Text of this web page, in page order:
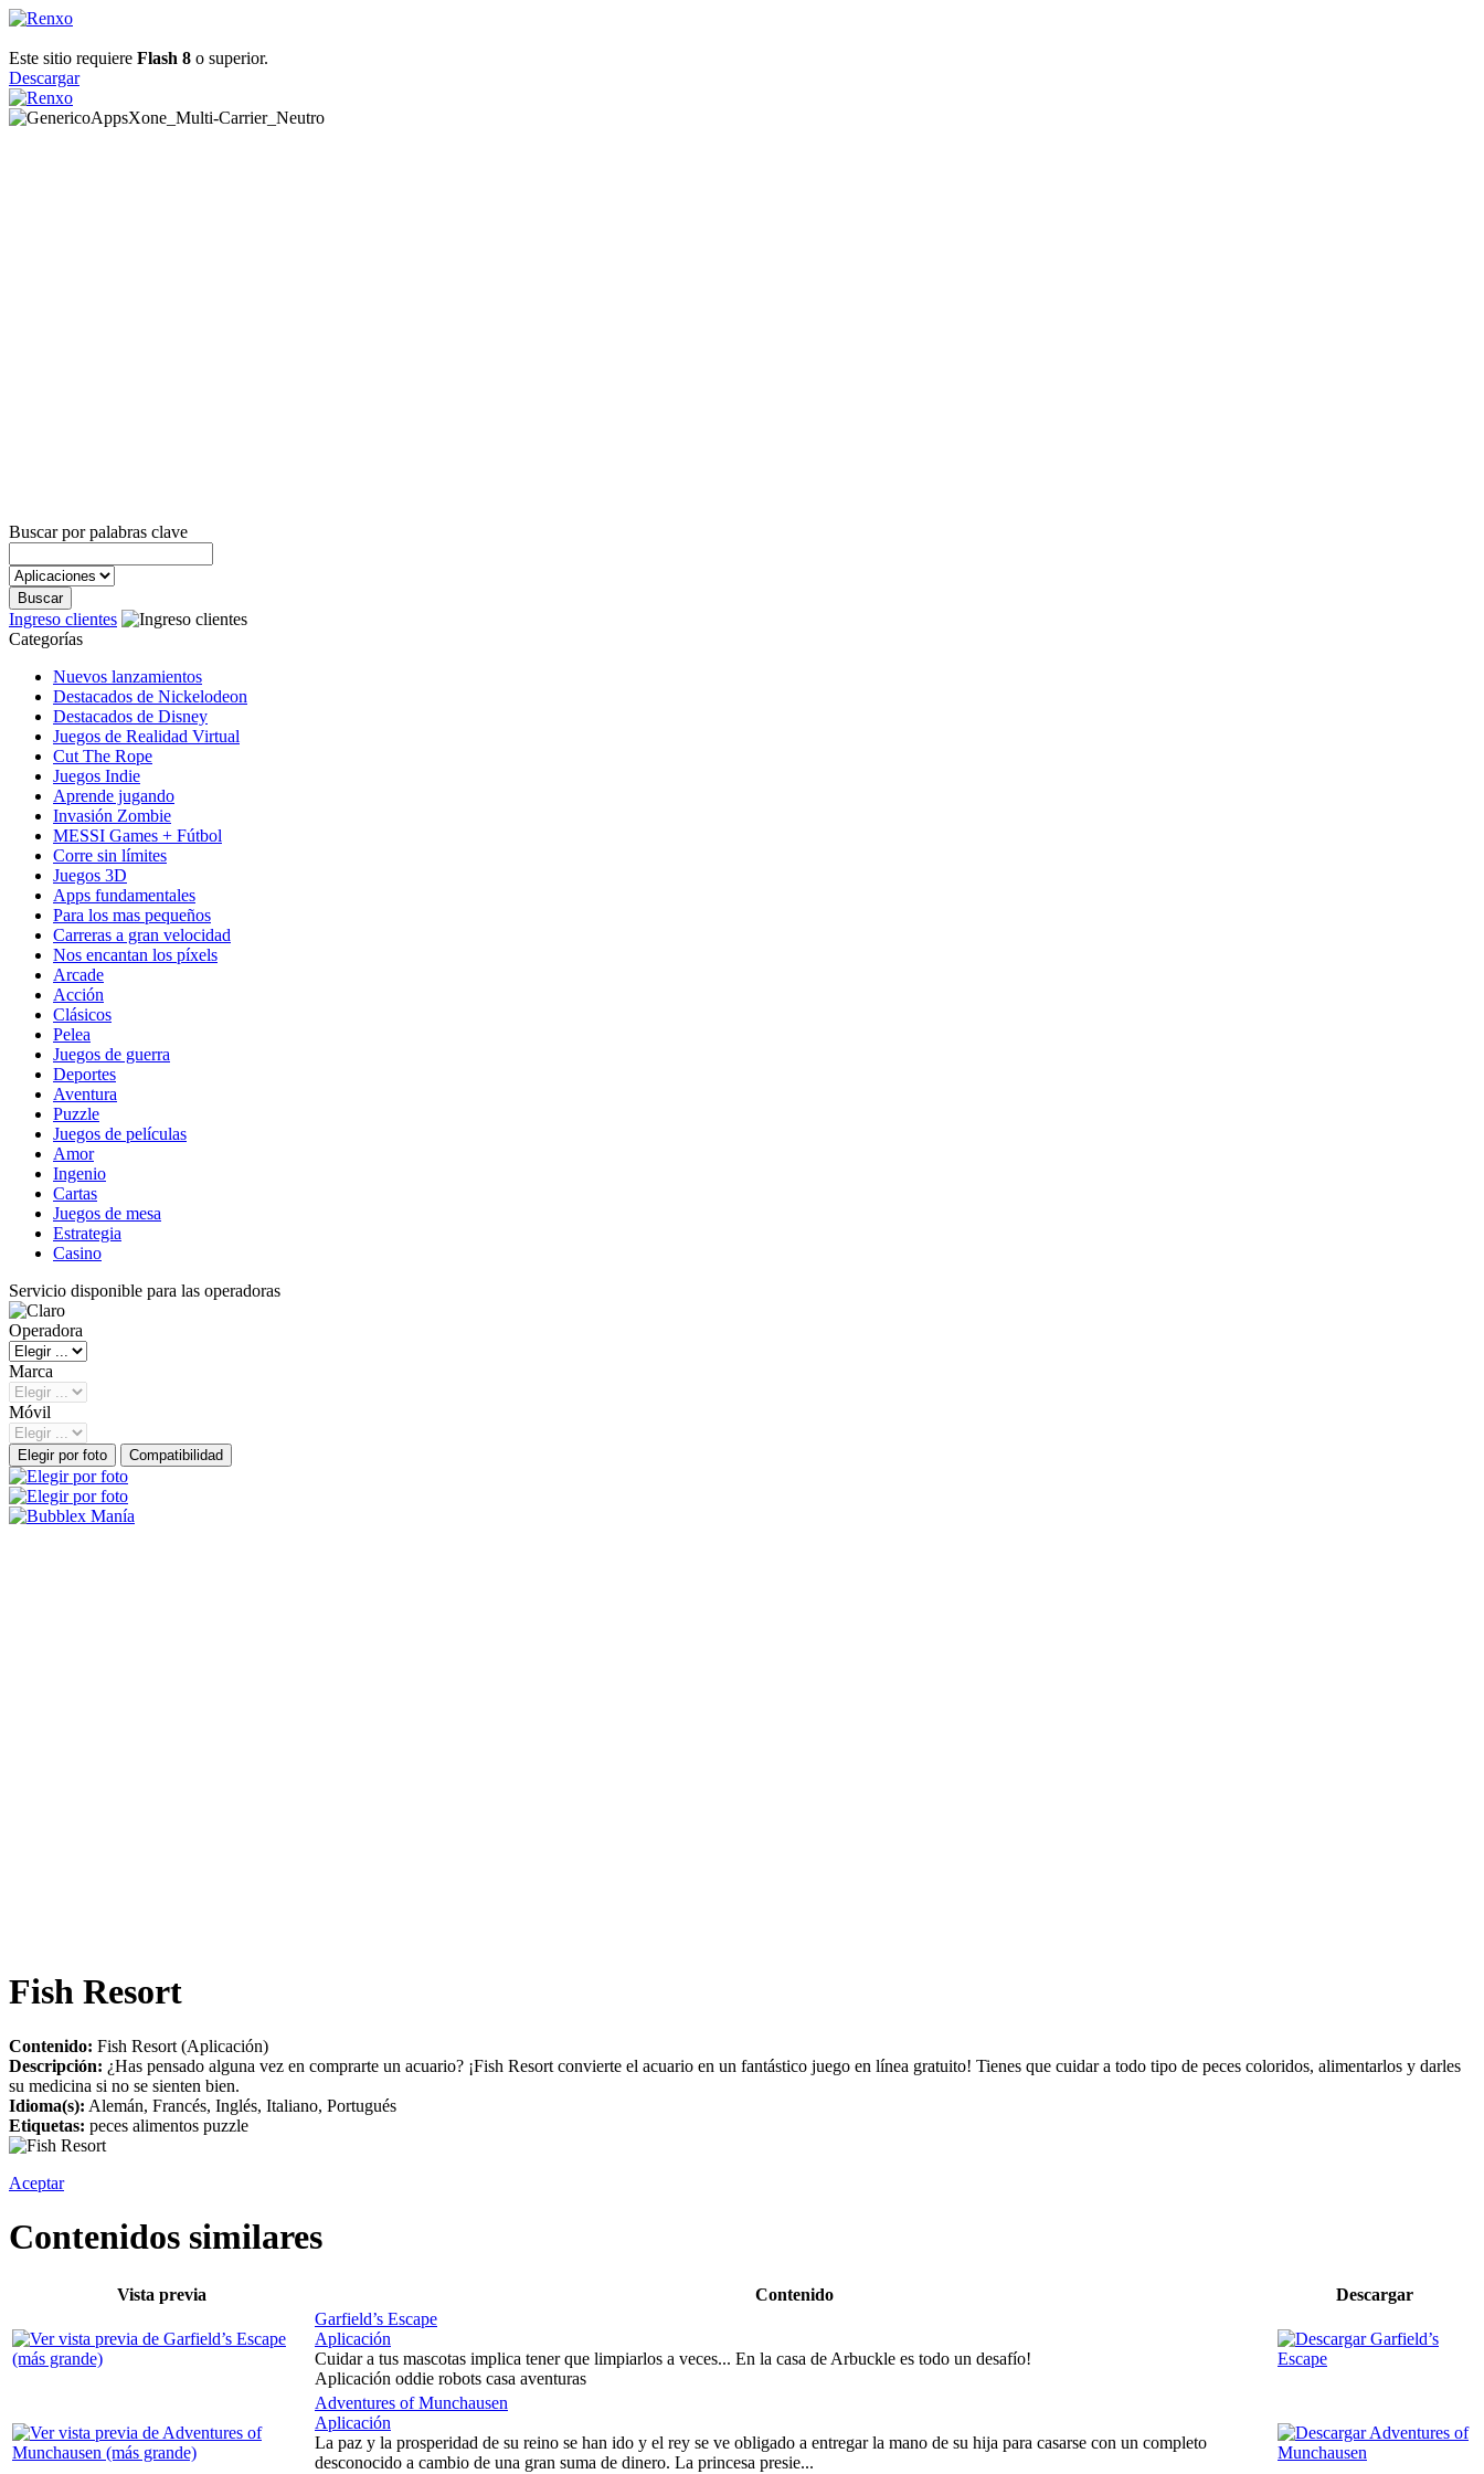
Este sitio requiere Flash 8 o superior.
Descargar
Buscar por palabras clave
Ingreso clientes
Categorías
Nuevos lanzamientos
Destacados de Nickelodeon
Destacados de Disney
Juegos de Realidad Virtual
Cut The Rope
Juegos Indie
Aprende jugando
Invasión Zombie
MESSI Games + Fútbol
Corre sin límites
Juegos 3D
Apps fundamentales
Para los mas pequeños
Carreras a gran velocidad
Nos encantan los píxels
Arcade
Acción
Clásicos
Pelea
Juegos de guerra
Deportes
Aventura
Puzzle
Juegos de películas
Amor
Ingenio
Cartas
Juegos de mesa
Estrategia
Casino
Servicio disponible para las operadoras
Operadora
Marca
Móvil
Fish Resort
Contenido: Fish Resort (Aplicación)
Descripción: ¿Has pensado alguna vez en comprarte un acuario? ¡Fish Resort convierte el acuario en un fantástico juego en línea gratuito! Tienes que cuidar a todo tipo de peces coloridos, alimentarlos y darles
su medicina si no se sienten bien.
Idioma(s): Alemán, Francés, Inglés, Italiano, Portugués
Etiquetas: peces alimentos puzzle
Aceptar
Contenidos similares
Vista previa Contenido
Descargar
Garfield’s Escape
Aplicación
Cuidar a tus mascotas implica tener que limpiarlos a veces... En la casa de Arbuckle es todo un desafío!
Aplicación oddie robots casa aventuras
Adventures of Munchausen
Aplicación
La paz y la prosperidad de su reino se han ido y el rey se ve obligado a entregar la mano de su hija para casarse con un completo
desconocido a cambio de una gran suma de dinero. La princesa presie...